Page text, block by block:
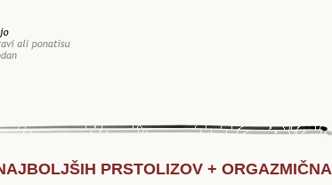
PRSTOLIZOV + ORGAZMIČNA